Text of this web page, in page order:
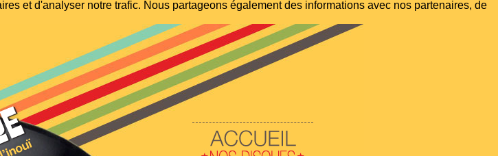
et d'analyser notre trafic. Nous partageons également des informations avec nos partenaires, de